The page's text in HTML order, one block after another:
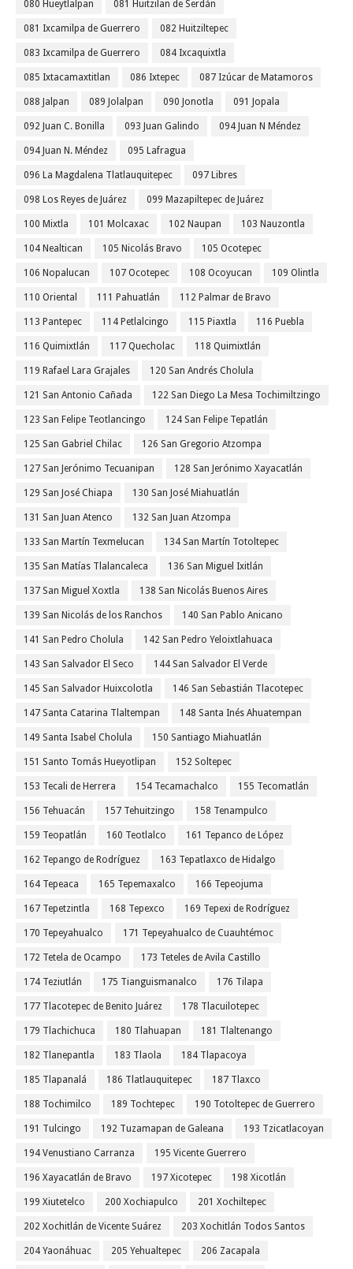
080 Hueytlalpan 081 Huitzilan de Serdán
081 Ixcamilpa de Guerrero 082 Huitziltepec
083 Ixcamilpa de Guerrero 084 Ixcaquixtla
085 Ixtacamaxtitlan 086 Ixtepec 087 Izúcar de Matamoros
088 Jalpan 089 Jolalpan 090 Jonotla 091 Jopala
092 Juan C. Bonilla 093 Juan Galindo 094 Juan N Méndez
094 Juan N. Méndez 095 Lafragua
096 La Magdalena Tlatlauquitepec 097 Libres
098 Los Reyes de Juárez 099 Mazapiltepec de Juárez
100 Mixtla 101 Molcaxac 102 Naupan 103 Nauzontla
104 Nealtican 105 Nicolás Bravo 105 Ocotepec
106 Nopalucan 107 Ocotepec 108 Ocoyucan 109 Olintla
110 Oriental 111 Pahuatlán 112 Palmar de Bravo
113 Pantepec 114 Petlalcingo 115 Piaxtla 116 Puebla
116 Quimixtlán 117 Quecholac 118 Quimixtlán
119 Rafael Lara Grajales 120 San Andrés Cholula
121 San Antonio Cañada 122 San Diego La Mesa Tochimiltzingo
123 San Felipe Teotlancingo 124 San Felipe Tepatlán
125 San Gabriel Chilac 126 San Gregorio Atzompa
127 San Jerónimo Tecuanipan 128 San Jerónimo Xayacatlán
129 San José Chiapa 130 San José Miahuatlán
131 San Juan Atenco 132 San Juan Atzompa
133 San Martín Texmelucan 134 San Martín Totoltepec
135 San Matías Tlalancaleca 136 San Miguel Ixitlán
137 San Miguel Xoxtla 138 San Nicolás Buenos Aires
139 San Nicolás de los Ranchos 140 San Pablo Anicano
141 San Pedro Cholula 142 San Pedro Yeloixtlahuaca
143 San Salvador El Seco 144 San Salvador El Verde
145 San Salvador Huixcolotla 146 San Sebastián Tlacotepec
147 Santa Catarina Tlaltempan 148 Santa Inés Ahuatempan
149 Santa Isabel Cholula 150 Santiago Miahuatlán
151 Santo Tomás Hueyotlipan 152 Soltepec
153 Tecali de Herrera 154 Tecamachalco 155 Tecomatlán
156 Tehuacán 157 Tehuitzingo 158 Tenampulco
159 Teopatlán 160 Teotlalco 161 Tepanco de López
162 Tepango de Rodríguez 163 Tepatlaxco de Hidalgo
164 Tepeaca 165 Tepemaxalco 166 Tepeojuma
167 Tepetzintla 168 Tepexco 169 Tepexi de Rodríguez
170 Tepeyahualco 171 Tepeyahualco de Cuauhtémoc
172 Tetela de Ocampo 173 Teteles de Avila Castillo
174 Teziutlán 175 Tianguismanalco 176 Tilapa
177 Tlacotepec de Benito Juárez 178 Tlacuilotepec
179 Tlachichuca 180 Tlahuapan 181 Tlaltenango
182 Tlanepantla 183 Tlaola 184 Tlapacoya
185 Tlapanalá 186 Tlatlauquitepec 187 Tlaxco
188 Tochimilco 189 Tochtepec 190 Totoltepec de Guerrero
191 Tulcingo 192 Tuzamapan de Galeana 193 Tzicatlacoyan
194 Venustiano Carranza 195 Vicente Guerrero
196 Xayacatlán de Bravo 197 Xicotepec 198 Xicotlán
199 Xiutetelco 200 Xochiapulco 201 Xochiltepec
202 Xochitlán de Vicente Suárez 203 Xochitlán Todos Santos
204 Yaonáhuac 205 Yehualtepec 206 Zacapala